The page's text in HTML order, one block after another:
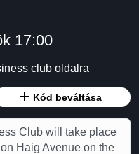
17:00
club oldalra
Kód beváltása
Club will take place
Haig Avenue on the